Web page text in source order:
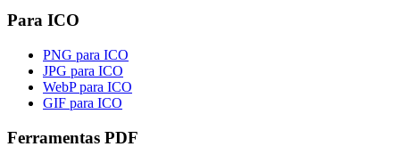
Para ICO
PNG para ICO
JPG para ICO
WebP para ICO
GIF para ICO
Ferramentas PDF